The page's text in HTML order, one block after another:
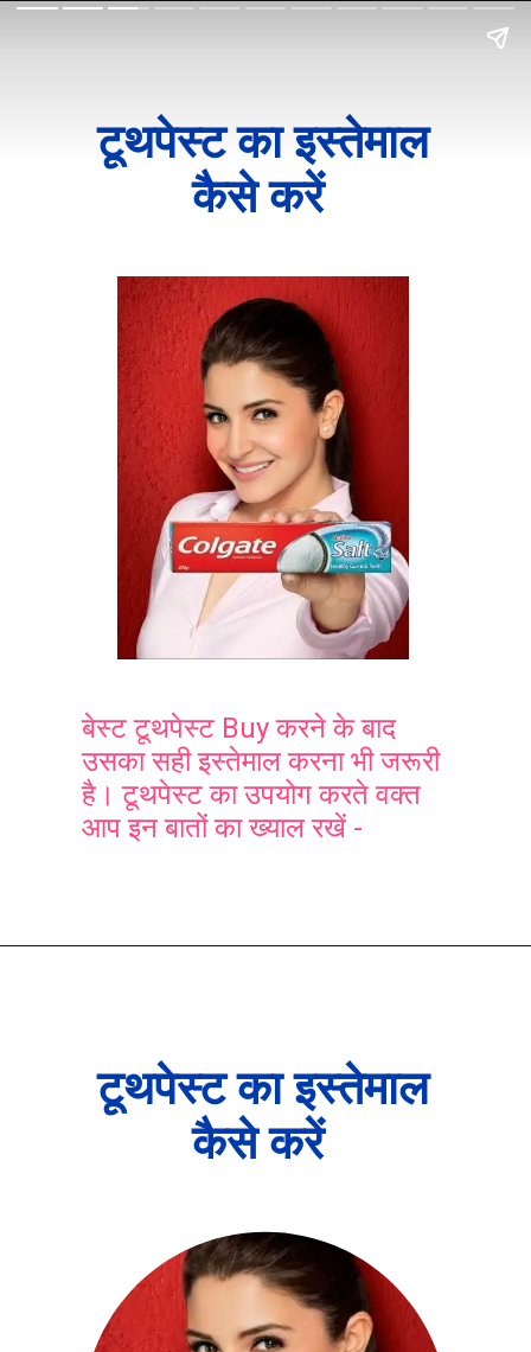
टूथपेस्ट का इस्तेमाल
कैसे करें
बेस्ट टूथपेस्ट Buy करने के बाद
उसका सही इस्तेमाल करना भी जरूरी
है। टूथपेस्ट का उपयोग करते वक्त
आप इन बातों का ख्याल रखें -
टूथपेस्ट का इस्तेमाल
कैसे करें